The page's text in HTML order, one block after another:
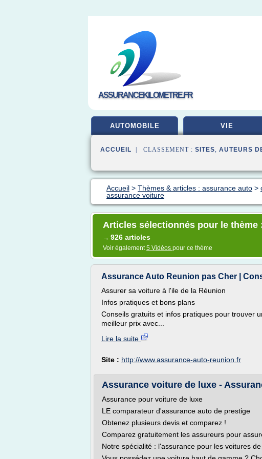
ASSURANCEKILOMETRE.FR
AUTOMOBILE VIE
ACCUEIL | CLASSEMENT : SITES, AUTEURS
Accueil > Thèmes & articles : assurance auto >
assurance voiture
Articles sélectionnés pour le
→ 926 articles
Voir également5 Vidéos pour ce thème
Assurance Auto Reunion pas Cher |
Assurer sa voiture à l'ile de la Réunion
Infos pratiques et bons plans
Conseils gratuits et infos pratiques pour trouver
meilleur prix avec...
Lire la suite
Site : http://www.assurance-auto-reunion.fr
Assurance voiture de luxe -
Assurance pour voiture de luxe
LE comparateur d'assurance auto de prestige
Obtenez plusieurs devis et comparez !
Comparez gratuitement les assureurs pour
Notre spécialité : l'assurance pour les voitures